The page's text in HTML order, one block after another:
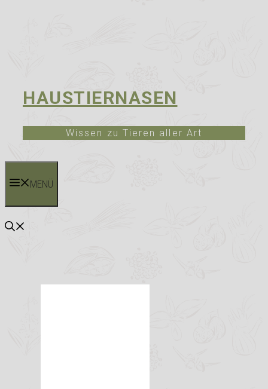
HAUSTIERNASEN
Wissen zu Tieren aller Art
MENÜ